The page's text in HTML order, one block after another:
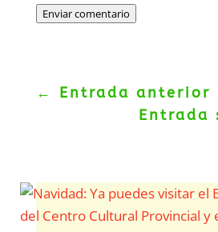
Enviar comentario
← Entrada anterior
Entrada